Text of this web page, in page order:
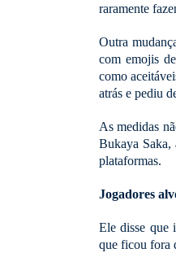
raramente
Outra
com emojis
como
atrás e pediu
As medidas
Bukaya Saka,
plataformas.
Jogadores
Ele disse que
que ficou fora